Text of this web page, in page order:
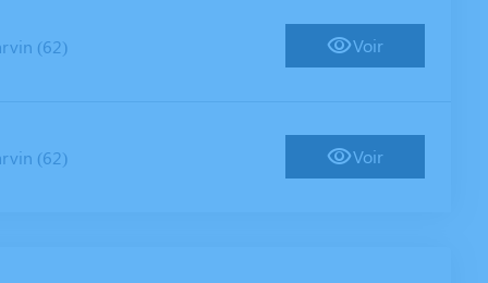
(62) Voir
(62) Voir